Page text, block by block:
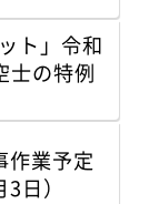
ト」令和
の特例
作業予定
日）